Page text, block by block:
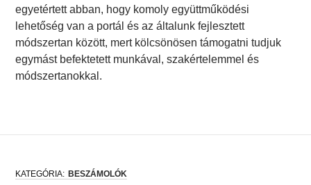
egyetértett abban, hogy komoly együttműködési
lehetőség van a portál és az általunk fejlesztett
módszertan között, mert kölcsönösen támogatni tudjuk
egymást befektetett munkával, szakértelemmel és
módszertanokkal.
BESZÁMOLÓK